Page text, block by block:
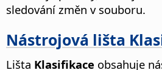
sledování změn v souboru.
Nástrojová lišta
Lišta Klasifikace obsahuje